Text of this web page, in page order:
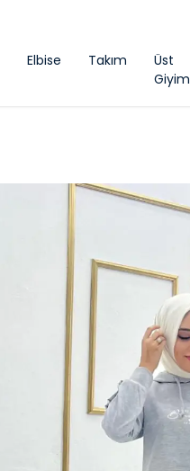
Elbise Takım
Üst
Giyim